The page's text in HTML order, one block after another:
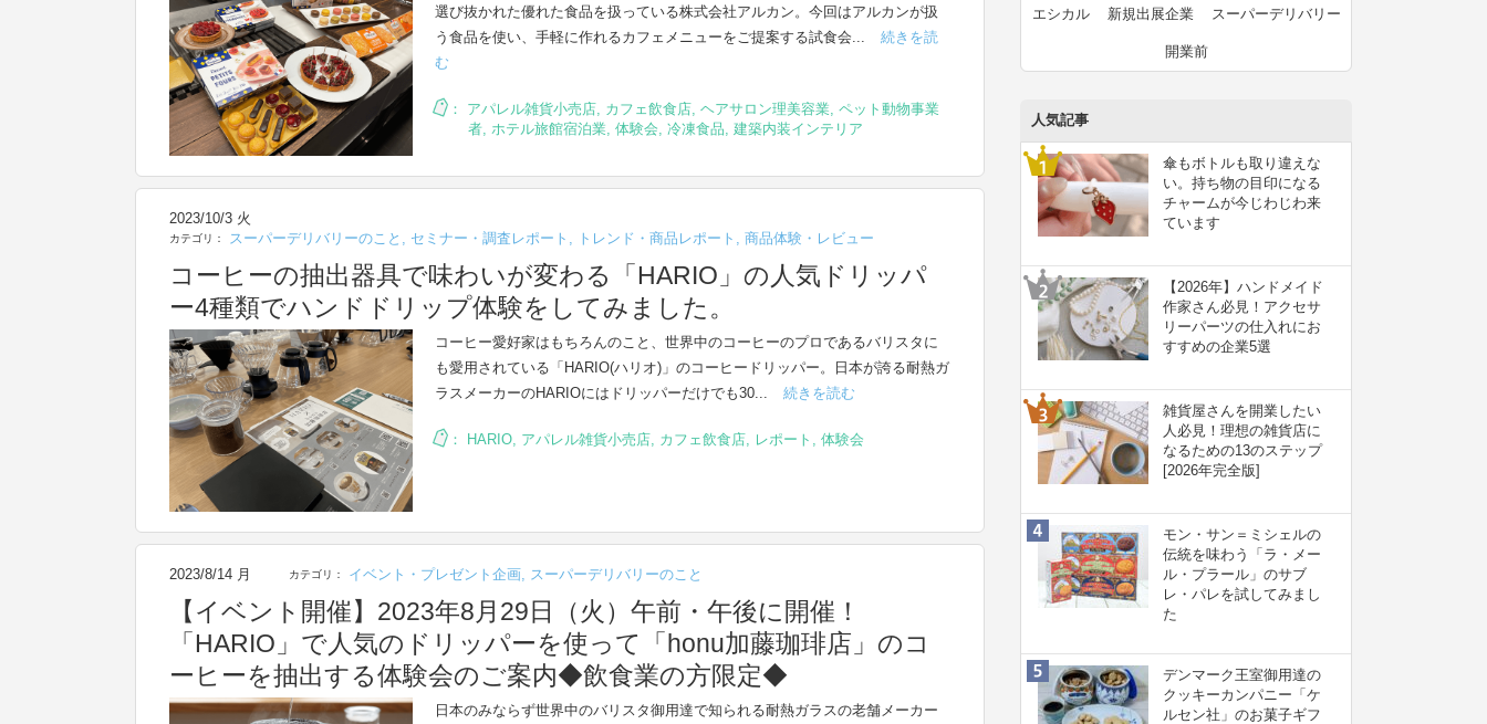
選び抜かれた優れた食品を扱っている株式会社アルカン。今回はアルカンが扱
う食品を使い、手軽に作れるカフェメニューをご提案する試食会...
続きを読
む
： アパレル雑貨小売店, カフェ飲食店, ヘアサロン理美容業, ペット動物事業
者, ホテル旅館宿泊業, 体験会, 冷凍食品, 建築内装インテリア
2023/10/3 火
カテゴリ： スーパーデリバリーのこと , セミナー・調査レポート , トレンド・商品レポート , 商品体験・レビュー
コーヒーの抽出器具で味わいが変わる「HARIO」の人気ドリッパ
ー4種類でハンドドリップ体験をしてみました。
コーヒー愛好家はもちろんのこと、世界中のコーヒーのプロであるバリスタに
も愛用されている「HARIO(ハリオ)」のコーヒードリッパー。日本が誇る耐熱ガ
ラスメーカーのHARIOにはドリッパーだけでも30...
続きを読む
： HARIO, アパレル雑貨小売店, カフェ飲食店, レポート , 体験会
2023/8/14 月 カテゴリ： イベント・プレゼント企画, スーパーデリバリーのこと
【イベント開催】2023年8月29日（火）午前・午後に開催！
「HARIO」で人気のドリッパーを使って「honu加藤珈琲店」のコ
ーヒーを抽出する体験会のご案内◆飲食業の方限定◆
日本のみならず世界中のバリスタ御用達で知られる耐熱ガラスの老舗メーカー
エシカル 新規出展企業 スーパーデリバリー
開業前
人気記事
傘もボトルも取り違えな
い。持ち物の目印になる
チャームが今じわじわ来
ています
【2026年】ハンドメイド
作家さん必見！アクセサ
リーパーツの仕入れにお
すすめの企業5選
雑貨屋さんを開業したい
人必見！理想の雑貨店に
なるための13のステップ
[2026年完全版]
モン・サン＝ミシェルの
伝統を味わう「ラ・メー
ル・プラール」のサブ
レ・パレを試してみまし
た
デンマーク王室御用達の
クッキーカンパニー「ケ
ルセン社」のお菓子ギフ